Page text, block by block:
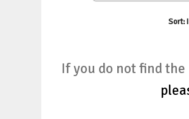
Sort:
If you do not find